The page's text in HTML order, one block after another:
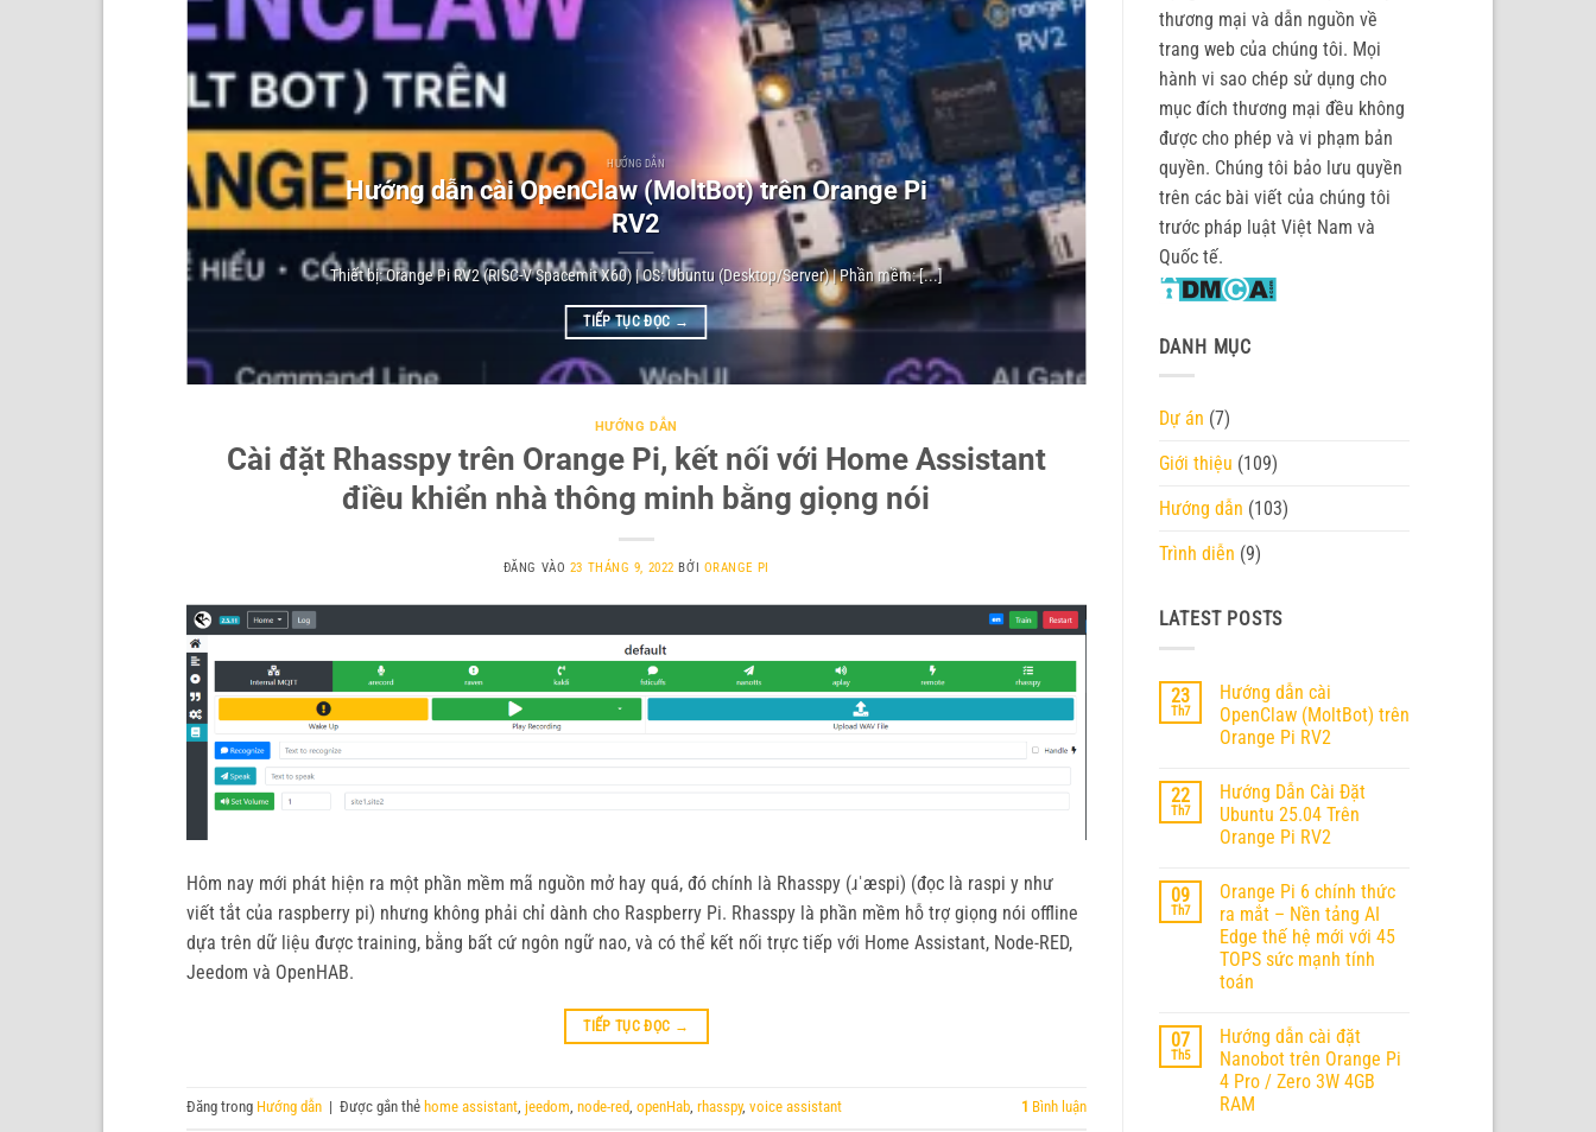
HƯỚNG DẪN
Hướng dẫn cài OpenClaw (MoltBot) trên Orange Pi
RV2
Thiết bị: Orange Pi RV2 (RISC-V Spacemit X60) | OS: Ubuntu (Desktop/Server) | Phần mềm: [...]
TIẾP TỤC ĐỌC →
HƯỚNG DẪN
Cài đặt Rhasspy trên Orange Pi, kết nối với Home Assistant
điều khiển nhà thông minh bằng giọng nói
ĐĂNG VÀO 23 THÁNG 9, 2022 BỞI ORANGE PI
Hôm nay mới phát hiện ra một phần mềm mã nguồn mở hay quá, đó chính là Rhasspy (ɹˈæspi) (đọc là raspi y như
viết tắt của raspberry pi) nhưng không phải chỉ dành cho Raspberry Pi. Rhasspy là phần mềm hỗ trợ giọng nói offline
dựa trên dữ liệu được training, bằng bất cứ ngôn ngữ nao, và có thể kết nối trực tiếp với Home Assistant, Node-RED,
Jeedom và OpenHAB.
TIẾP TỤC ĐỌC →
Đăng trong Hướng dẫn | Được gắn thẻ home assistant, jeedom, node-red, openHab, rhasspy, voice assistant 1 Bình luận
thương mại và dẫn nguồn về
trang web của chúng tôi. Mọi
hành vi sao chép sử dụng cho
mục đích thương mại đều không
được cho phép và vi phạm bản
quyền. Chúng tôi bảo lưu quyền
trên các bài viết của chúng tôi
trước pháp luật Việt Nam và
Quốc tế.
DANH MỤC
Dự án (7)
Giới thiệu (109)
Hướng dẫn (103)
Trình diễn (9)
LATEST POSTS
23
Th7
Hướng dẫn cài
OpenClaw (MoltBot) trên
Orange Pi RV2
bình
luận
ở
Hướng
OpenClaw
(MoltBot)
trên
Orange
Pi
RV2
22
Th7
Hướng Dẫn Cài Đặt
Ubuntu 25.04 Trên
Orange Pi RV2
bình
luận
ở
Hướng
Dẫn
Cài
Đặt
Trên
Orange
Pi
RV2
09
Th7
Orange Pi 6 chính thức
ra mắt – Nền tảng AI
Edge thế hệ mới với 45
TOPS sức mạnh tính
toán
bình
luận
ở
Orange
Pi
6
07
Th5
Hướng dẫn cài đặt
Nanobot trên Orange Pi
4 Pro / Zero 3W 4GB
RAM